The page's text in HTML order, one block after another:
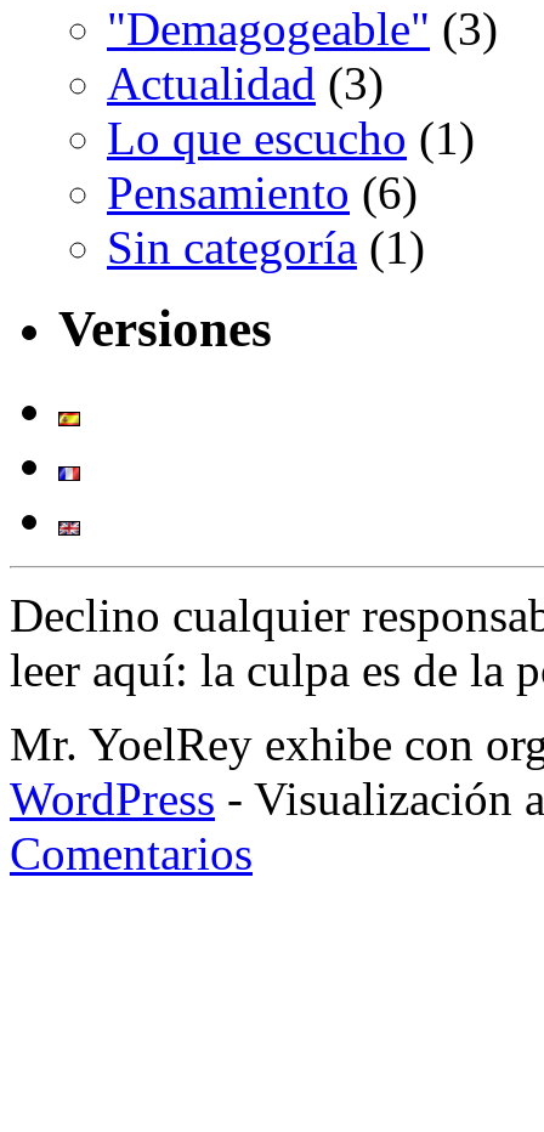
"Demagogeable" (3)
Actualidad (3)
Lo que escucho (1)
Pensamiento (6)
Sin categoría (1)
Versiones
Declino cualquier
leer aquí: la culpa es de la
Mr. YoelRey exhibe con
WordPress - Visualización
Comentarios